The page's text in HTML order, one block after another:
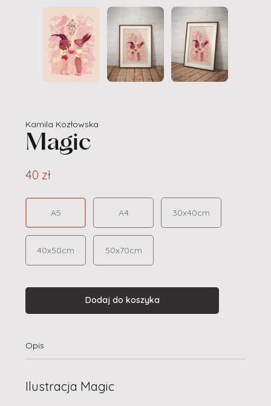
Kamila Kozłowska
Magic
40 zł
A5 A4 30x40cm
40x50cm 50x70cm
Dodaj do koszyka
Opis
Ilustracja Magic